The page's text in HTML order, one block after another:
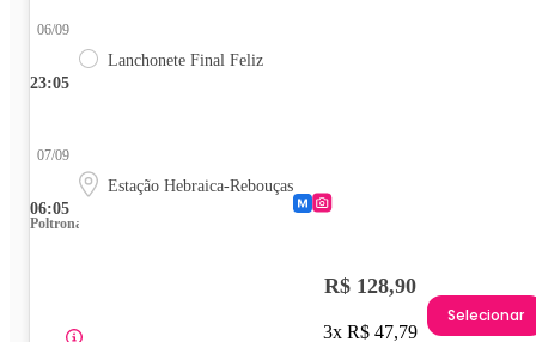
23:05
06/09
Lanchonete Final Feliz
06:05
07/09
Estação Hebraica-Rebouças
Poltrona
R$ 128,90
3x R$ 47,79
Selecionar